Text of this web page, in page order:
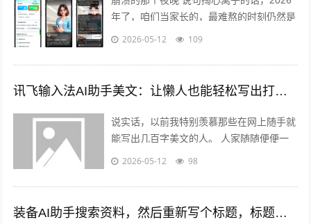
年了，咱们当家长的，最难熬的时刻仍然是
——辅导作业。...
2026-05-12 109
讯飞输入法AI助手美文：让懒人也能轻松写出打动人的好文章
说实话，以前我特别羡慕那些在网上随手就
能写出几百字美文的人。 人家随随便便一
篇文章，评论区就炸了，“写得真好”“泪目
2026-05-12 98
装备AI助手搜索资料，然后重新写个标题，标题包含关键词装备ai助手，长度控制在30字内，首段自然植入核心关键词，每个版块用h2标题